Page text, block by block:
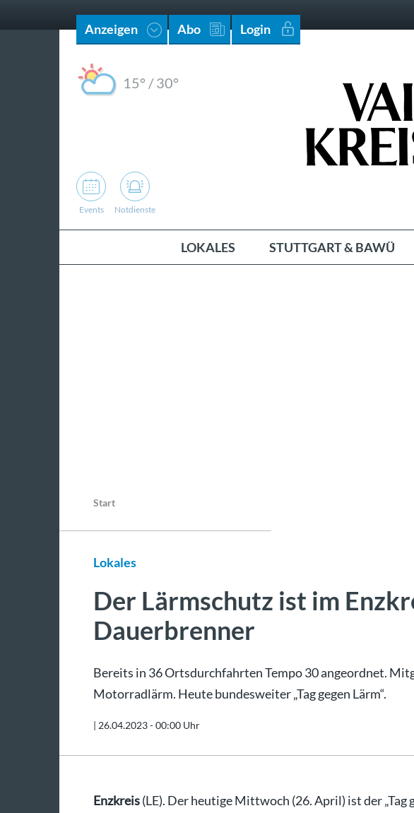
Anzeigen Abo Login
15° /30°
Events Notdienste
LOKALES STUTTGART & BAWÜ
Start
Lokales
Der Lärmschutz ist im
Dauerbrenner
Bereits in 36 Ortsdurchfahrten Tempo 30 angeordnet.
Motorradlärm. Heute bundesweiter „Tag gegen Lärm“.
| 26.04.2023 - 00:00 Uhr
Enzkreis(LE). Der heutige Mittwoch (26. April) ist der „Tag